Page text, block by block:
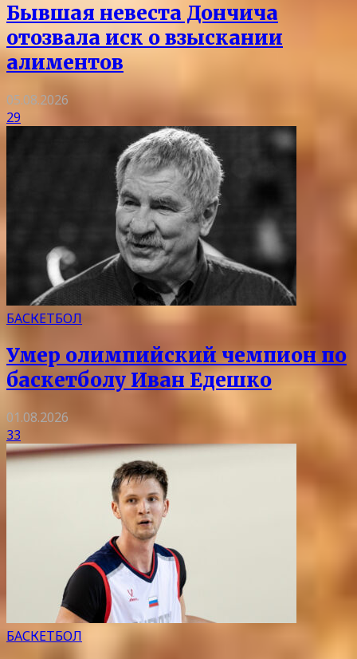
Бывшая невеста Дончича
отозвала иск о взыскании
алиментов
05.08.2026
29
БАСКЕТБОЛ
Умер олимпийский чемпион по
баскетболу Иван Едешко
01.08.2026
33
БАСКЕТБОЛ